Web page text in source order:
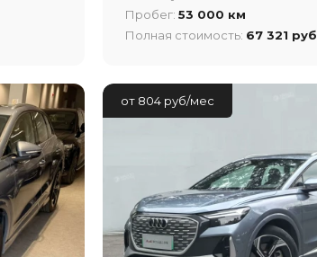
Пробег: 53 000 км
Полная стоимость: 67 321 руб
от 804 руб/мес